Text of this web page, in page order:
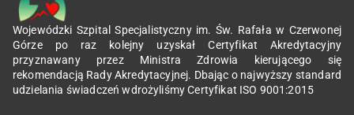
Wojewódzki Szpital Specjalistyczny im. Św. Rafała w Czerwonej
Górze po raz kolejny uzyskał Certyfikat Akredytacyjny
przyznawany przez Ministra Zdrowia kierującego się
rekomendacją Rady Akredytacyjnej. Dbając o najwyższy standard
udzielania świadczeń wdrożyliśmy Certyfikat ISO 9001:2015